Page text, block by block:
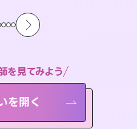
を見てみよう
を開く